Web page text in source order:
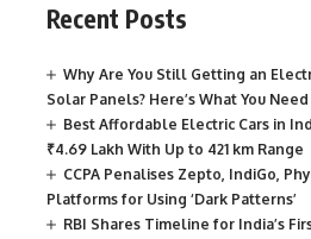
Recent Posts
Why Are You Still Getting an
Solar Panels? Here’s What You
Best Affordable Electric Cars in
₹4.69 Lakh With Up to 421 km Range
CCPA Penalises Zepto, IndiGo,
Platforms for Using ‘Dark Patterns’
RBI Shares Timeline for India’s